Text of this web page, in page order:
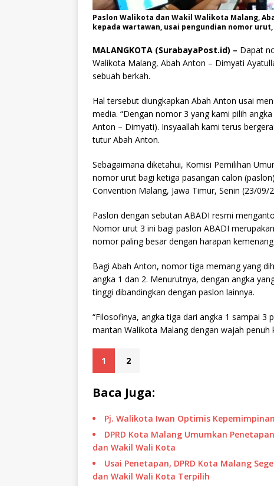
Paslon Walikota dan Wakil Walikota Malang,
kepada wartawan, usai pengundian nomor urut,
MALANGKOTA (SurabayaPost.id) – Dapat
Walikota Malang, Abah Anton – Dimyati
sebuah berkah.
Hal tersebut diungkapkan Abah Anton usai
media. “Dengan nomor 3 yang kami pilih
Anton – Dimyati). Insyaallah kami terus
tutur Abah Anton.
Sebagaimana diketahui, Komisi Pemilihan
nomor urut bagi ketiga pasangan calon
Convention Malang, Jawa Timur, Senin (23/09/
Paslon dengan sebutan ABADI resmi
Nomor urut 3 ini bagi paslon ABADI
nomor paling besar dengan harapan
Bagi Abah Anton, nomor tiga memang yang
angka 1 dan 2. Menurutnya, dengan angka
tinggi dibandingkan dengan paslon lainnya.
“Filosofinya, angka tiga dari angka 1 sampai 3
mantan Walikota Malang dengan wajah penuh
1 2
Baca Juga:
Pj. Walikota Iwan Optimis
DPRD Kota Malang Umumkan
dan Wakil Wali Kota
Usai Penetapan, DPRD Kota Malang
dan Wakil Wali Kota Terpilih